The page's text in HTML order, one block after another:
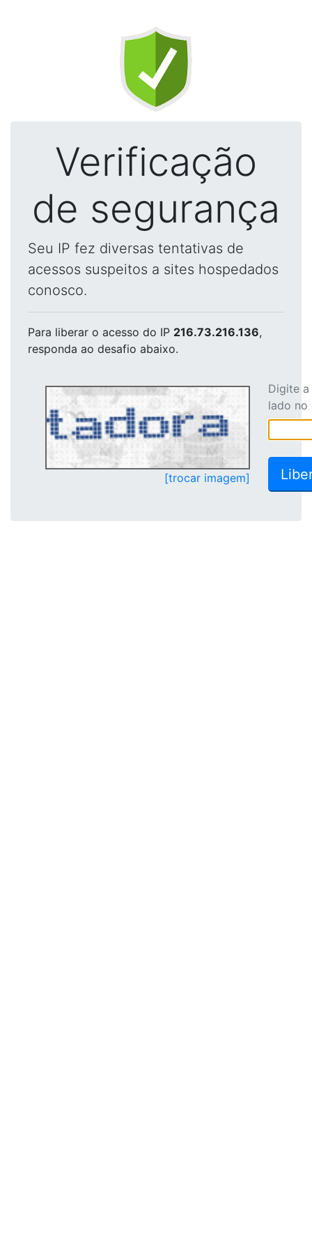
Verificação
de segurança
Seu IP fez diversas tentativas de
acessos suspeitos a sites hospedados
conosco.
Para liberar o acesso do IP 216.73.216.136,
responda ao desafio abaixo.
[trocar imagem]
Digite
lado no